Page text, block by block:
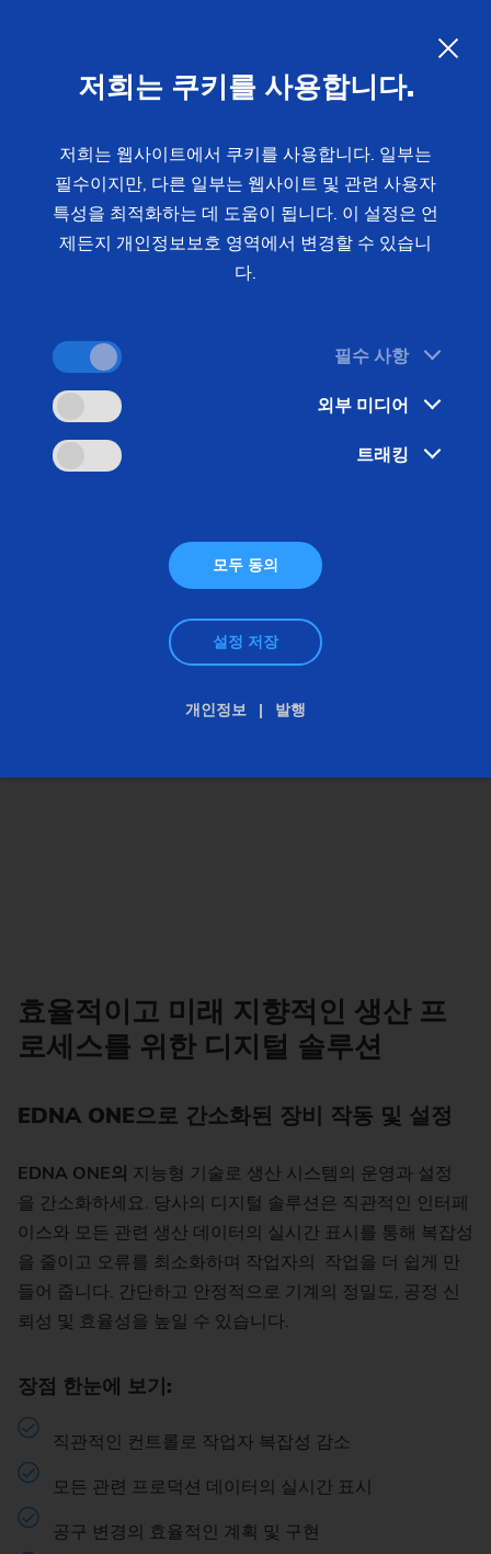
키고 있습니다. 오늘날 기업들은 지속적으로 프로세
스를 최적화하고 가동 중단 시간을 최소화하는 동시
에 변화에도 유연하게 대응해야 하는 과제에 직면
해 있습니다. EMAG은EDNA ONE을통해 이러한 요
구사항에 정확하게 부합하는 종합적인 디지털 솔루
을 높이고 장기적인 경쟁력을 확보하십시오.
EDNA – 인더스트리 4.0의 플랫폼: EDNA는 당사가
수행하는 모든 개발의 기초입니다. EDNA, 즉 EMAG
DNA는 서로 결합된 소프트웨어 요소와 기계 요소로
효율적이고 미래 지향적인 생산 프
로세스를 위한 디지털 솔루션
EDNA ONE으로 간소화된 장비 작동 및 설정
EDNA ONE의 지능형 기술로 생산 시스템의 운영과 설정
을 간소화하세요. 당사의 디지털 솔루션은 직관적인 인터페
이스와 모든 관련 생산 데이터의 실시간 표시를 통해 복잡성
을 줄이고 오류를 최소화하며 작업자의 작업을 더 쉽게 만
들어 줍니다. 간단하고 안정적으로 기계의 정밀도, 공정 신
뢰성 및 효율성을 높일 수 있습니다.
장점 한눈에 보기:
직관적인 컨트롤로 작업자 복잡성 감소
모든 관련 프로덕션 데이터의 실시간 표시
공구 변경의 효율적인 계획 및 구현
저희는 쿠키를 사용합니다.
저희는 웹사이트에서 쿠키를 사용합니다. 일부는
필수이지만, 다른 일부는 웹사이트 및 관련 사용자
특성을 최적화하는 데 도움이 됩니다. 이 설정은 언
제든지 개인정보보호 영역에서 변경할 수 있습니
다.
필수 사항
외부 미디어
트래킹
모두 동의
설정 저장
개인정보 발행